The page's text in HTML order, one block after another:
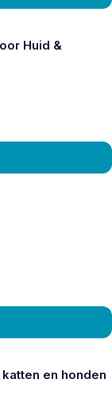
Huid &
en honden